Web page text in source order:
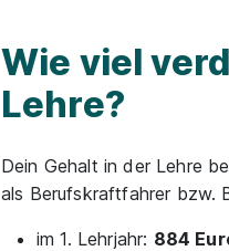
Wie viel
Lehre?
Dein Gehalt in der Lehre
als Berufskraftfahrer bzw.
im 1. Lehrjahr: 884